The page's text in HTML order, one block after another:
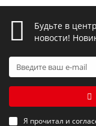
Будьте в
новости!
Я прочитал и